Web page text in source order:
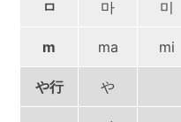
ㅁ 마 미
m ma mi
や行 や